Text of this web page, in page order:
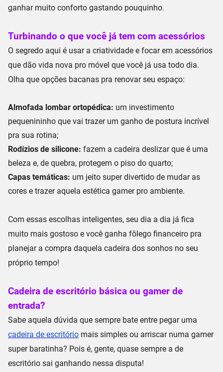
ganhar muito conforto gastando pouquinho.
Turbinando o que você já tem com acessórios
O segredo aqui é usar a criatividade e focar em acessórios
que dão vida nova pro móvel que você já usa todo dia.
Olha que opções bacanas pra renovar seu espaço:
Almofada lombar ortopédica: um investimento
pequenininho que vai trazer um ganho de postura incrível
pra sua rotina;
Rodízios de silicone: fazem a cadeira deslizar que é uma
beleza e, de quebra, protegem o piso do quarto;
Capas temáticas: um jeito super divertido de mudar as
cores e trazer aquela estética gamer pro ambiente.
Com essas escolhas inteligentes, seu dia a dia já fica
muito mais gostoso e você ganha fôlego financeiro pra
planejar a compra daquela cadeira dos sonhos no seu
próprio tempo!
Cadeira de escritório básica ou gamer de
entrada?
Sabe aquela dúvida que sempre bate entre pegar uma
cadeira de escritório mais simples ou arriscar numa gamer
super baratinha? Pois é, gente, quase sempre a de
escritório sai ganhando nessa disputa!